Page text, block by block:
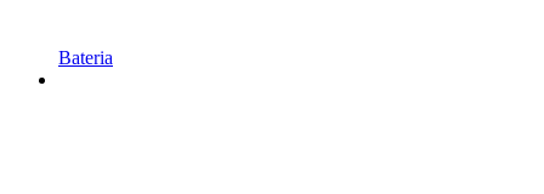
Bateria